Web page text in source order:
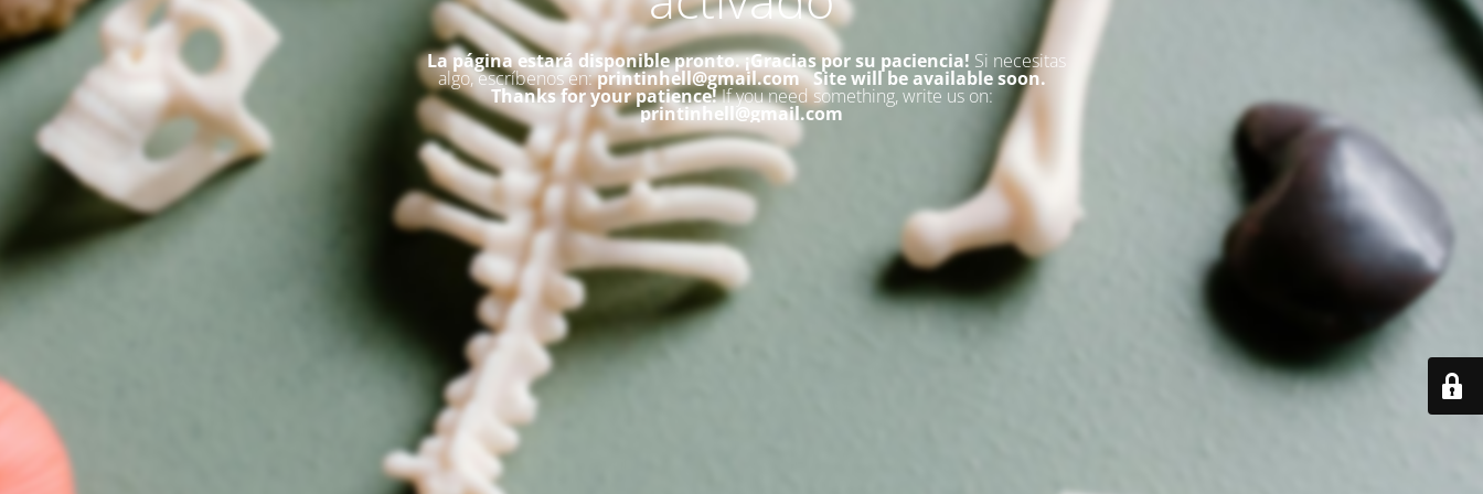
La página estará disponible pronto. ¡Gracias por su paciencia! Si necesitas
algo, escríbenos en:printinhell@gmail.com Site will be available soon.
Thanks for your patience!If you need something, write us on:
printinhell@gmail.com